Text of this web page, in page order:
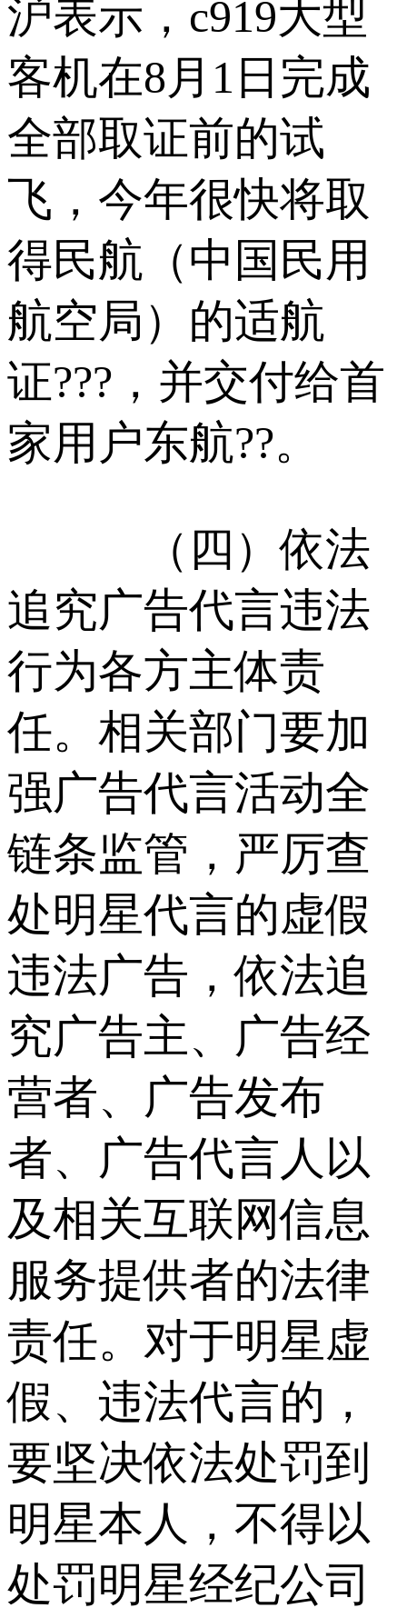
沪表示，c919大型
客机在8月1日完成
全部取证前的试
飞，今年很快将取
得民航（中国民用
航空局）的适航
证???，并交付给首
家用户东航??。
（四）依法
追究广告代言违法
行为各方主体责
任。相关部门要加
强广告代言活动全
链条监管，严厉查
处明星代言的虚假
违法广告，依法追
究广告主、广告经
营者、广告发布
者、广告代言人以
及相关互联网信息
服务提供者的法律
责任。对于明星虚
假、违法代言的，
要坚决依法处罚到
明星本人，不得以
处罚明星经纪公司